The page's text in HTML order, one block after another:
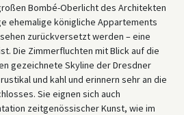
Bombé-Oberlicht des Architekten
ehemalige königliche Appartements
zurückversetzt werden – eine
Die Zimmerfluchten mit Blick auf die
gezeichnete Skyline der Dresdner
und kahl und erinnern sehr an die
Sie eignen sich auch
zeitgenössischer Kunst, wie im